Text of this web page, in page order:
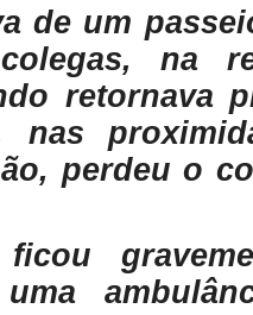
de um
na
retornava
nas
perdeu o